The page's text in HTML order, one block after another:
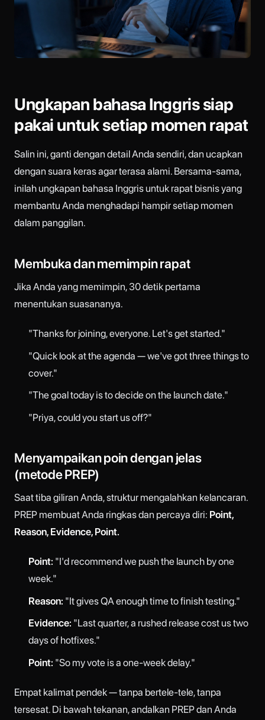
Ungkapan bahasa Inggris siap
pakai untuk setiap momen rapat
Salin ini, ganti dengan detail Anda sendiri, dan ucapkan
dengan suara keras agar terasa alami. Bersama-sama,
inilah ungkapan bahasa Inggris untuk rapat bisnis yang
membantu Anda menghadapi hampir setiap momen
dalam panggilan.
Membuka dan memimpin rapat
Jika Anda yang memimpin, 30 detik pertama
menentukan suasananya.
"Thanks for joining, everyone. Let's get started."
"Quick look at the agenda — we've got three things to
cover."
"The goal today is to decide on the launch date."
"Priya, could you start us off?"
Menyampaikan poin dengan jelas
(metode PREP)
Saat tiba giliran Anda, struktur mengalahkan kelancaran.
PREP membuat Anda ringkas dan percaya diri: Point,
Reason, Evidence, Point.
Point: "I'd recommend we push the launch by one
week."
Reason: "It gives QA enough time to finish testing."
Evidence: "Last quarter, a rushed release cost us two
days of hotfixes."
Point: "So my vote is a one-week delay."
Empat kalimat pendek — tanpa bertele-tele, tanpa
tersesat. Di bawah tekanan, andalkan PREP dan Anda